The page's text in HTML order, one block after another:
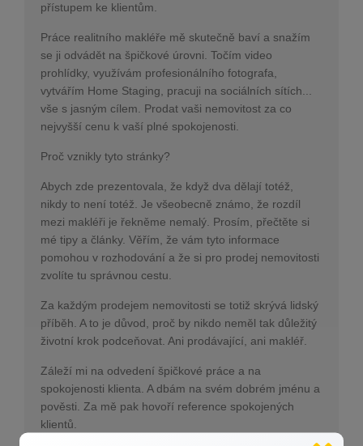
přístupem ke klientům.
Práce realitního makléře mě skutečně baví a snažím
se ji odvádět na špičkové úrovni. Točím video
prohlídky, využívám profesionálního fotografa,
vytvářím Home Staging, pracuji na sociálních sítích...
vše s jasným cílem. Prodat vaši nemovitost za co
nejvyšší cenu k vaší plné spokojenosti.
Proč vznikly tyto stránky?
Abych zde prezentovala, že když dva dělají totéž,
nikdy to není totéž. Je všeobecně známo, že rozdíl
mezi makléři je řekněme nemalý. Prosím, přečtěte si
mé tipy a články. Věřím, že vám tyto informace
pomohou v rozhodování a že si pro prodej nemovitosti
zvolíte tu správnou cestu.
Za každým prodejem nemovitosti se totiž skrývá lidský
příběh. A to je důvod, proč by nikdo neměl tak důležitý
životní krok podceňovat. Ani prodávající, ani makléř.
Záleží mi na odvedení špičkové práce a na
spokojenosti klienta. A dbám na svém dobrém jménu a
pověsti. Za mě pak hovoří reference spokojených
klientů.